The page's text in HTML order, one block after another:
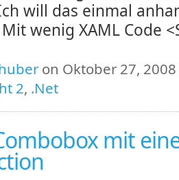
will das einmal
wenig XAML Code
on Oktober 27,
2, .Net
mit